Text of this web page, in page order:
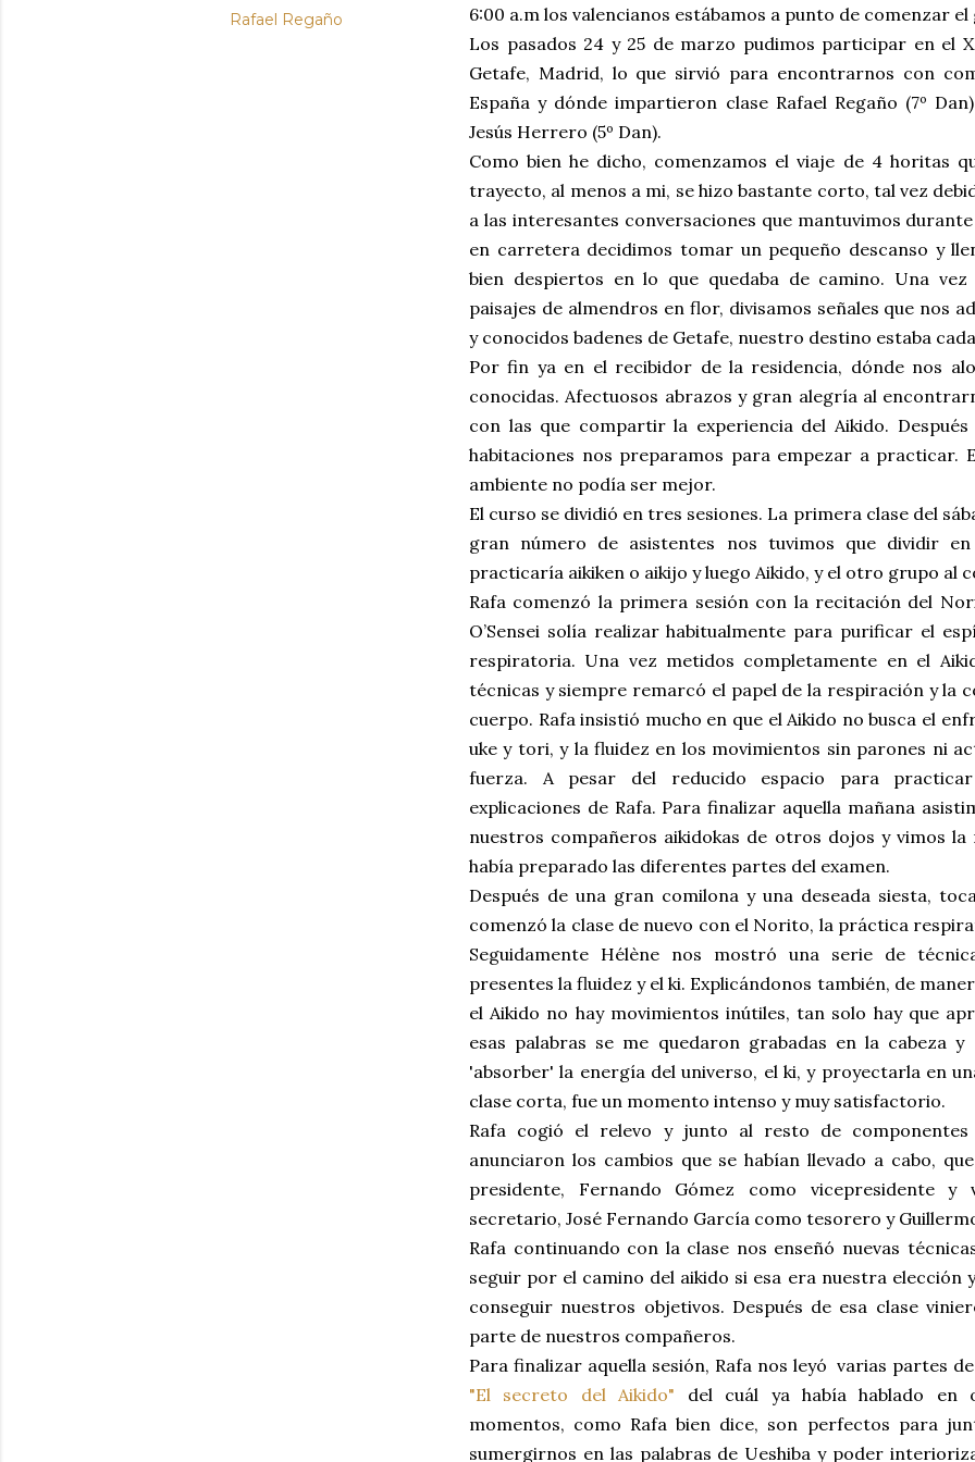
Rafael Regaño
6:00 a.m los valencianos estábamos a punto de comenzar
Los pasados 24 y 25 de marzo pudimos participar en el
Getafe, Madrid, lo que sirvió para encontrarnos con
España y dónde impartieron clase Rafael Regaño (7º
Jesús Herrero (5º Dan).
Como bien he dicho, comenzamos el viaje de 4 horitas
trayecto, al menos a mi, se hizo bastante corto, tal vez
a las interesantes conversaciones que mantuvimos
en carretera decidimos tomar un pequeño descanso y
bien despiertos en lo que quedaba de camino. Una vez
paisajes de almendros en flor, divisamos señales que nos
y conocidos badenes de Getafe, nuestro destino estaba
Por fin ya en el recibidor de la residencia, dónde nos
conocidas. Afectuosos abrazos y gran alegría al
con las que compartir la experiencia del Aikido.
habitaciones nos preparamos para empezar a practicar.
ambiente no podía ser mejor.
El curso se dividió en tres sesiones. La primera clase del
gran número de asistentes nos tuvimos que dividir
practicaría aikiken o aikijo y luego Aikido, y el otro grupo al
Rafa comenzó la primera sesión con la recitación del
O’Sensei solía realizar habitualmente para purificar el
respiratoria. Una vez metidos completamente en el
técnicas y siempre remarcó el papel de la respiración y la
cuerpo. Rafa insistió mucho en que el Aikido no busca el
uke y tori, y la fluidez en los movimientos sin parones ni
fuerza. A pesar del reducido espacio para
explicaciones de Rafa. Para finalizar aquella mañana
nuestros compañeros aikidokas de otros dojos y vimos la
había preparado las diferentes partes del examen.
Después de una gran comilona y una deseada siesta,
comenzó la clase de nuevo con el Norito, la práctica
Seguidamente Hélène nos mostró una serie de
presentes la fluidez y el ki. Explicándonos también, de
el Aikido no hay movimientos inútiles, tan solo hay que
esas palabras se me quedaron grabadas en la cabeza
'absorber' la energía del universo, el ki, y proyectarla en
clase corta, fue un momento intenso y muy satisfactorio.
Rafa cogió el relevo y junto al resto de
anunciaron los cambios que se habían llevado a cabo,
presidente, Fernando Gómez como vicepresidente y
secretario, José Fernando García como tesorero y
Rafa continuando con la clase nos enseñó nuevas
seguir por el camino del aikido si esa era nuestra elección
conseguir nuestros objetivos. Después de esa clase
parte de nuestros compañeros.
Para finalizar aquella sesión, Rafa nos leyó varias partes
"El secreto del Aikido" del cuál ya había hablado en
momentos, como Rafa bien dice, son perfectos para
sumergirnos en las palabras de Ueshiba y poder